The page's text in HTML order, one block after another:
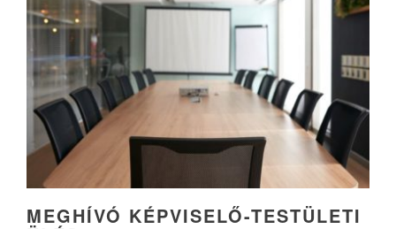
MEGHÍVÓ KÉPVISELŐ-TESTÜLETI